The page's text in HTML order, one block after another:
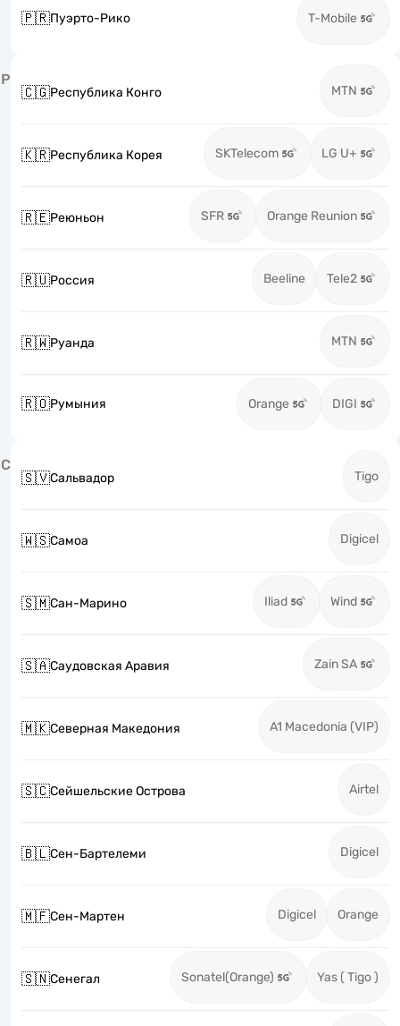
🇵🇷Пуэрто-Рико T-Mobile
Р
🇨🇬Республика Конго MTN
🇰🇷Республика Корея SKTelecom LG U+
🇷🇪Реюньон SFR Orange Reunion
🇷🇺Россия Beeline Tele2
🇷🇼Руанда MTN
🇷🇴Румыния Orange DIGI
С
🇸🇻Сальвадор Tigo
🇼🇸Самоа Digicel
🇸🇲Сан-Марино Iliad Wind
🇸🇦Саудовская Аравия Zain SA
🇲🇰Северная Македония A1 Macedonia (VIP)
🇸🇨Сейшельские Острова Airtel
🇧🇱Сен-Бартелеми Digicel
🇲🇫Сен-Мартен Digicel Orange
🇸🇳Сенегал Sonatel(Orange) Yas ( Tigo )